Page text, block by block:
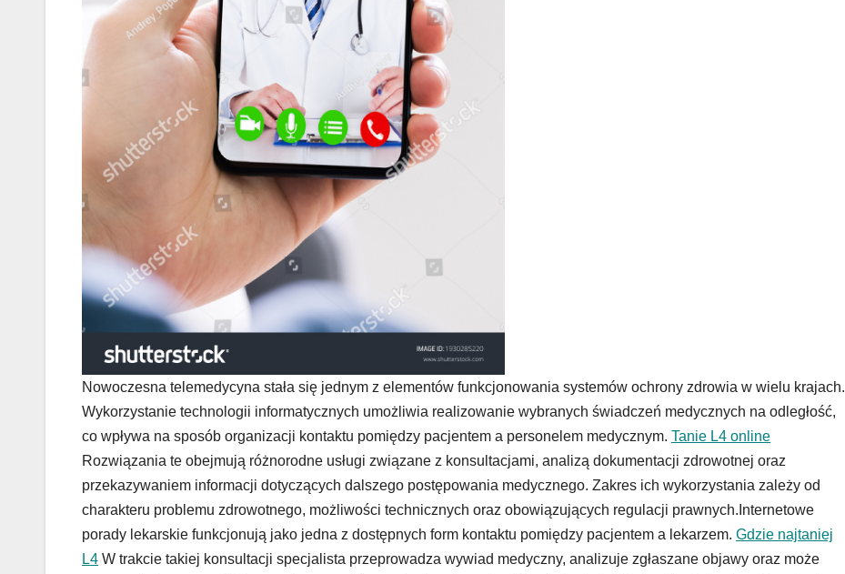
Nowoczesna telemedycyna stała się jednym z elementów funkcjonowania systemów ochrony zdrowia w wielu krajach.
Wykorzystanie technologii informatycznych umożliwia realizowanie wybranych świadczeń medycznych na odległość,
co wpływa na sposób organizacji kontaktu pomiędzy pacjentem a personelem medycznym. Tanie L4 online
Rozwiązania te obejmują różnorodne usługi związane z konsultacjami, analizą dokumentacji zdrowotnej oraz
przekazywaniem informacji dotyczących dalszego postępowania medycznego. Zakres ich wykorzystania zależy od
charakteru problemu zdrowotnego, możliwości technicznych oraz obowiązujących regulacji prawnych.Internetowe
porady lekarskie funkcjonują jako jedna z dostępnych form kontaktu pomiędzy pacjentem a lekarzem. Gdzie najtaniej
L4 W trakcie takiej konsultacji specjalista przeprowadza wywiad medyczny, analizuje zgłaszane objawy oraz może